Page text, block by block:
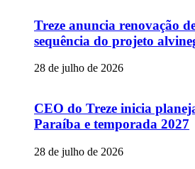
Treze anuncia renovação
sequência do projeto
28 de julho de 2026
CEO do Treze inicia
Paraíba e temporada 2027
28 de julho de 2026